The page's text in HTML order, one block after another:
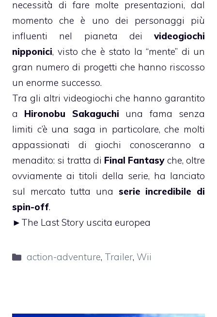
necessità di fare molte presentazioni, dal
momento che è uno dei personaggi più
influenti nel pianeta dei videogiochi
nipponici, visto che è stato la “mente” di un
gran numero di progetti che hanno riscosso
un enorme successo.
Tra gli altri videogiochi che hanno garantito
a Hironobu Sakaguchi una fama senza
limiti c’è una saga in particolare, che molti
appassionati di giochi conosceranno a
menadito: si tratta di Final Fantasy che, oltre
ovviamente ai titoli della serie, ha lanciato
sul mercato tutta una serie incredibile di
spin-off.
► The Last Story uscita europea
Categorie
action-adventure, Trailer, Wii